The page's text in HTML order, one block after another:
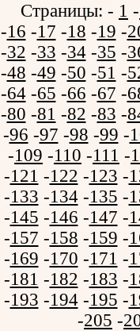
Страницы: - 1 -
-16 -17 -18 -19 -
-32 -33 -34-35 -
-48 -49 -50 -51 -
-64-65 -66 -67 -
-80 -81 -82 -83 -
-96 -97 -98 -99 -
-109 -110 -111 -
-121 -122 -123 -
-133 -134-135 -
-145 -146 -147 -
-157 -158 -159 -
-169 -170 -171 -
-181 -182 -183 -
-193 -194-195 -
-205 -